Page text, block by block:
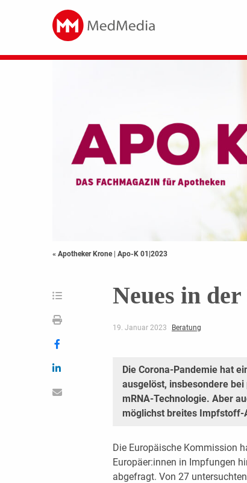
« Apotheker Krone | Apo-K 01|2023
Neues in
19. Januar 2023 Beratung
Die Corona-Pandemie hat
ausgelöst, insbesondere
mRNA-Technologie. Aber
möglichst breites Impfstoff-
Die Europäische Kommission
Europäer:innen in Impfungen
abgefragt. Von 27